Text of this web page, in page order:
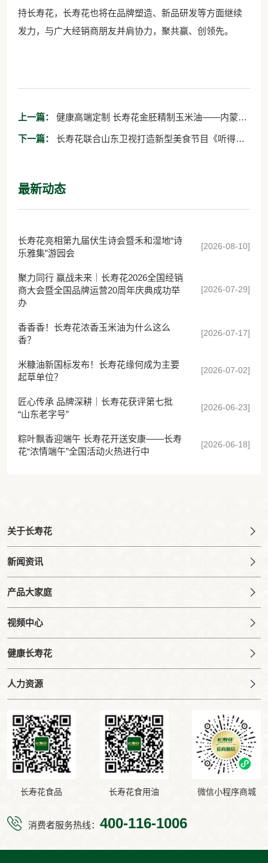
持长寿花，长寿花也将在品牌塑造、新品研发等方面继续
发力，与广大经销商朋友并肩协力，聚共赢、创领先。
上一篇：
鸿茅国药联手长寿花，打造定制化健康产品
下一篇：
最新动态
长寿花亮相第九届伏生诗会暨禾和湿地“诗
乐雅集”游园会
[2026-08-10]
聚力同行 赢战未来｜长寿花2026全国经销
商大会暨全国品牌运营20周年庆典成功举
办
[2026-07-29]
香香香！长寿花浓香玉米油为什么这么
香？
[2026-07-17]
米糠油新国标发布！长寿花缘何成为主要
起草单位？
[2026-07-02]
匠心传承 品牌深耕｜长寿花获评第七批
“山东老字号”
[2026-06-23]
粽叶飘香迎端午 长寿花开送安康——长寿
花“浓情端午”全国活动火热进行中
[2026-06-18]
关于长寿花
新闻资讯
产品大家庭
视频中心
健康长寿花
人力资源
长寿花食品 长寿花食用油 微信小程序商城
消费者服务热线： 400-116-1006